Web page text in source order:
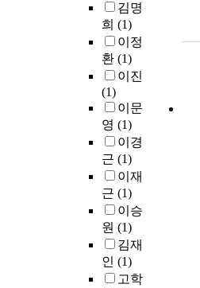
김명
희 (1)
이정
환 (1)
이진
(1)
이문
영 (1)
이경
근 (1)
이재
근 (1)
이승
원 (1)
김재
인 (1)
고학